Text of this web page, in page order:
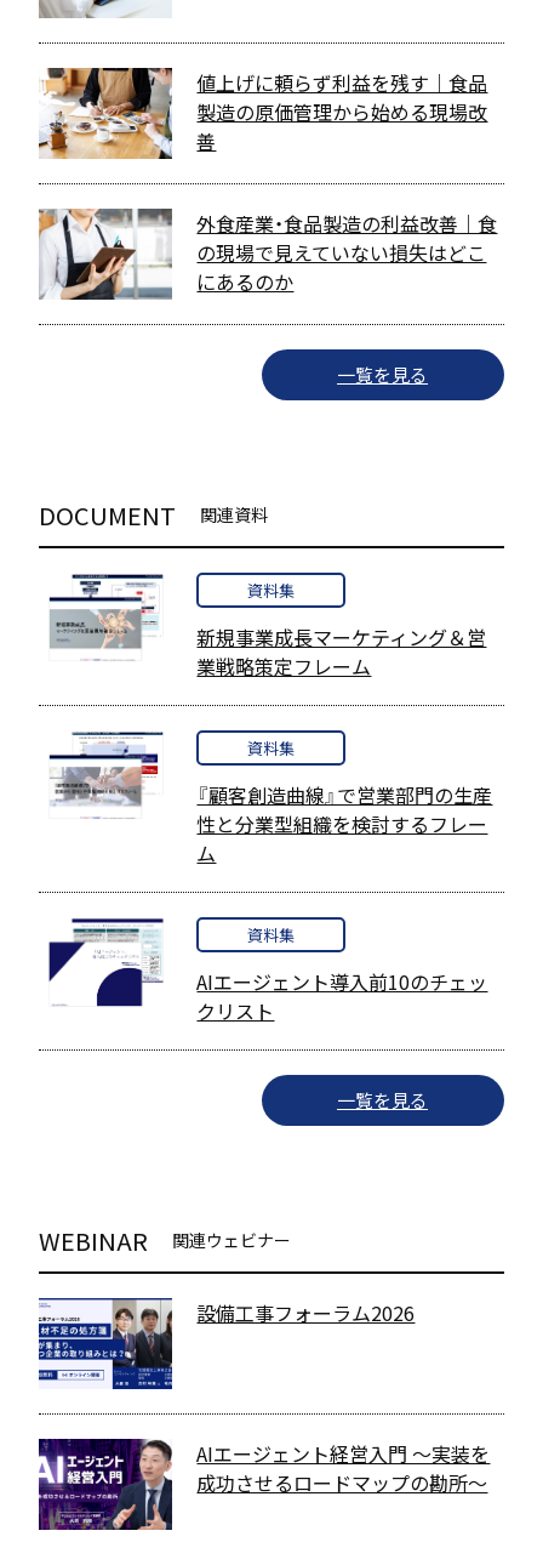
値上げに頼らず利益を残す｜食品
製造の原価管理から始める現場改
善
外食産業・食品製造の利益改善｜食
の現場で見えていない損失はどこ
にあるのか
一覧を見る
DOCUMENT 関連資料
資料集
新規事業成長マーケティング＆営
業戦略策定フレーム
資料集
『顧客創造曲線』で営業部門の生産
性と分業型組織を検討するフレー
ム
資料集
AIエージェント導入前10のチェッ
クリスト
一覧を見る
WEBINAR 関連ウェビナー
設備工事フォーラム2026
AIエージェント経営入門 〜実装を
成功させるロードマップの勘所〜